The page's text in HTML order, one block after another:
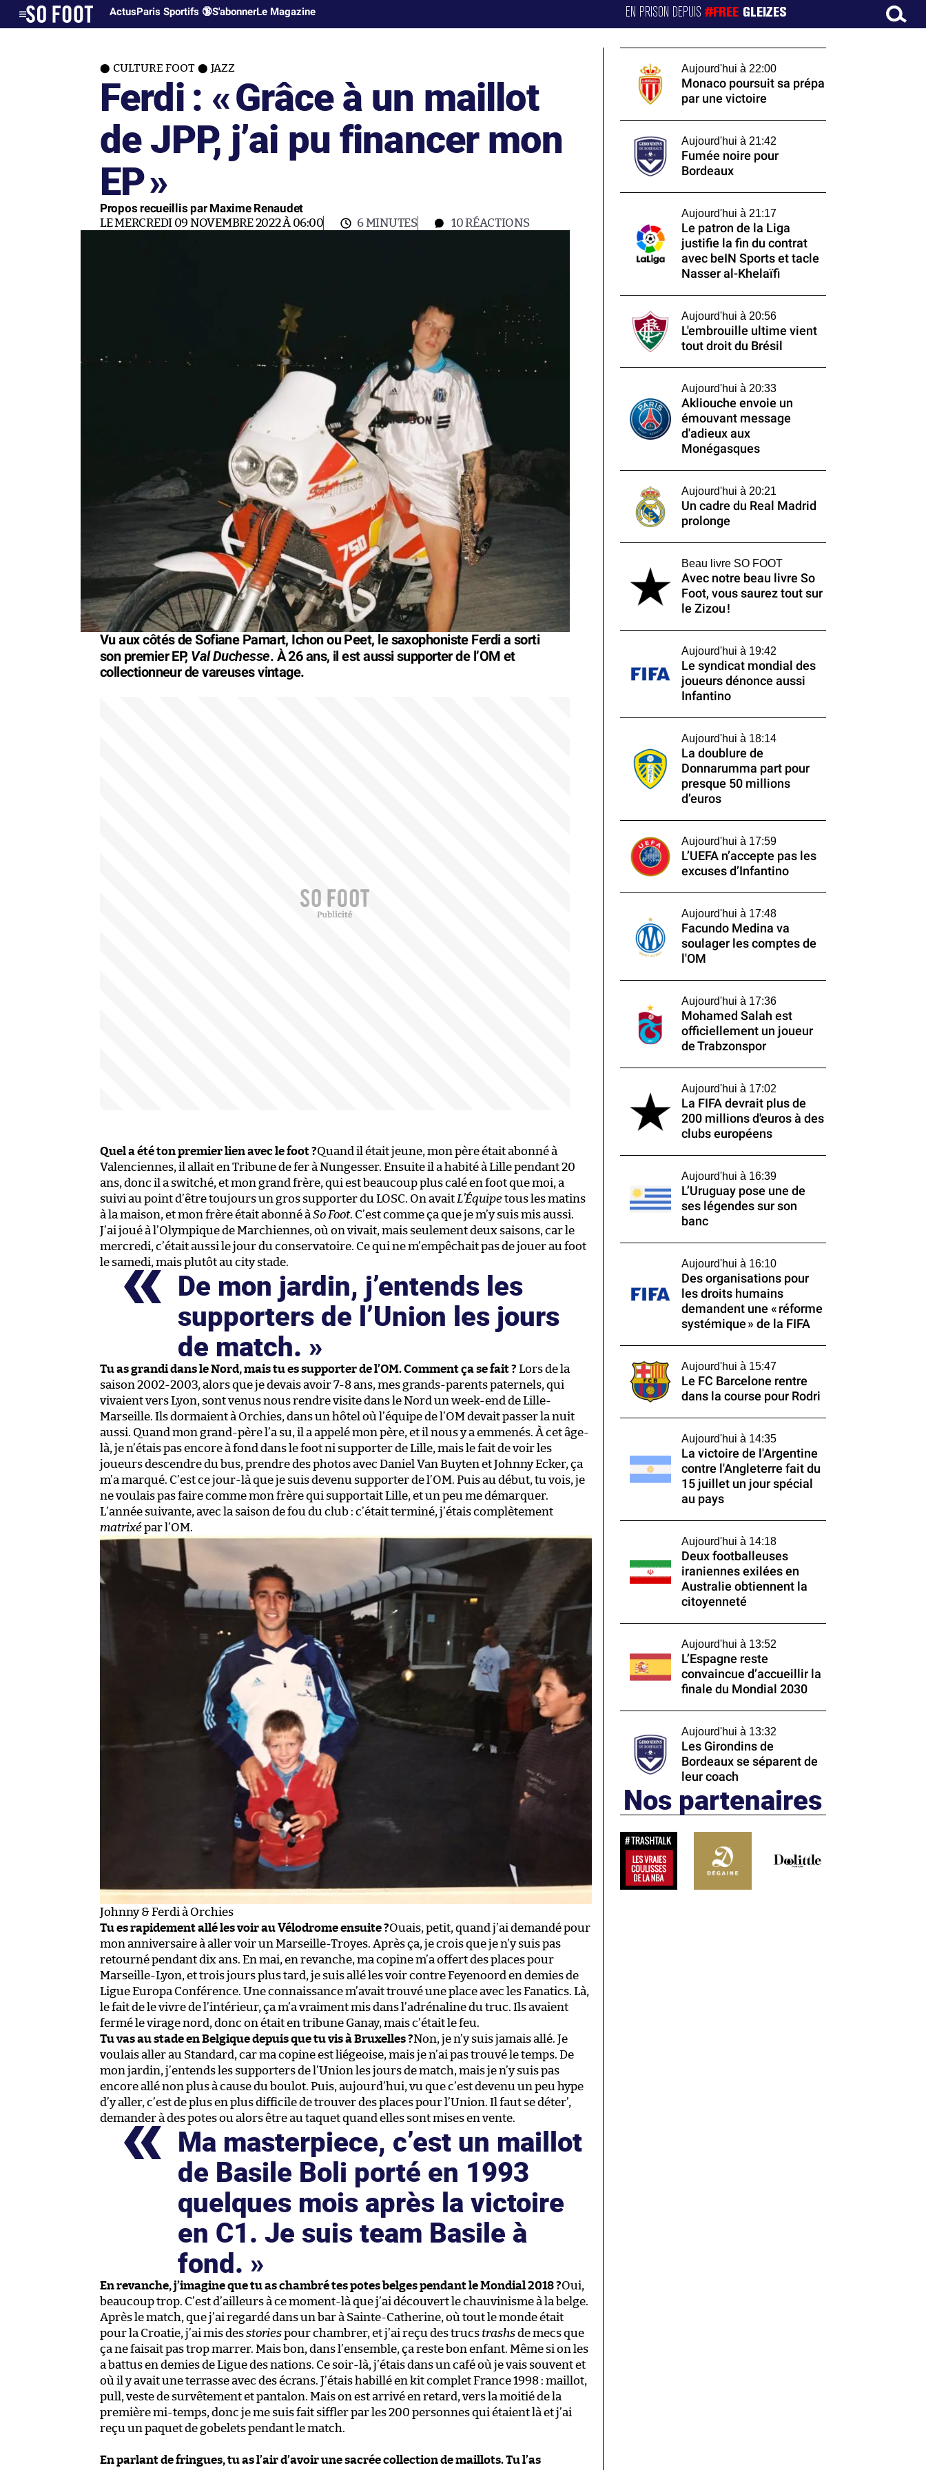
ActusParis Sportifs 🔞S'abonnerLe Magazine EN PRISON DEPUIS#FREE GLEIZES
CULTURE FOOT JAZZ
Ferdi : «Grâce à un maillot
de JPP, j’ai pu financer mon
EP»
Propos recueillis par Maxime Renaudet
LE MERCREDI 09 NOVEMBRE 2022 À 06:00 6 MINUTES 10RÉACTIONS
Vu aux côtés de Sofiane Pamart, Ichon ou Peet, le saxophoniste Ferdi a sorti
son premier EP, Val Duchesse. À 26 ans, il est aussi supporter de l’OM et
collectionneur de vareuses vintage.
Quel a été ton premier lien avec le foot ?Quand il était jeune, mon père était abonné à
Valenciennes, il allait en Tribune de fer à Nungesser. Ensuite il a habité à Lille pendant 20
ans, donc il a switché, et mon grand frère, qui est beaucoup plus calé en foot que moi, a
suivi au point d’être toujours un gros supporter du LOSC. On avait L’Équipetous les matins
à la maison, et mon frère était abonné à So Foot. C’est comme ça que je m’y suis mis aussi.
J’ai joué à l’Olympique de Marchiennes, où on vivait, mais seulement deux saisons, car le
mercredi, c’était aussi le jour du conservatoire. Ce qui ne m’empêchait pas de jouer au foot
le samedi, mais plutôt au city stade.
De mon jardin, j’entends les
supporters de l’Union les jours
de match.
Tu as grandi dans le Nord, mais tu es supporter de l’OM. Comment ça se fait ? Lors de la
saison 2002-2003, alors que je devais avoir 7-8 ans, mes grands-parents paternels, qui
vivaient vers Lyon, sont venus nous rendre visite dans le Nord un week-end de Lille-
Marseille. Ils dormaient à Orchies, dans un hôtel où l’équipe de l’OM devait passer la nuit
aussi. Quand mon grand-père l’a su, il a appelé mon père, et il nous y a emmenés. À cet âge-
là, je n’étais pas encore à fond dans le foot ni supporter de Lille, mais le fait de voir les
joueurs descendre du bus, prendre des photos avec Daniel Van Buyten et Johnny Ecker, ça
m’a marqué. C’est ce jour-là que je suis devenu supporter de l’OM. Puis au début, tu vois, je
ne voulais pas faire comme mon frère qui supportait Lille, et un peu me démarquer.
L’année suivante, avec la saison de fou du club : c’était terminé, j’étais complètement
matrixépar l’OM.
Johnny & Ferdi à Orchies
Tu es rapidement allé les voir au Vélodrome ensuite ?Ouais, petit, quand j’ai demandé pour
mon anniversaire à aller voir un Marseille-Troyes. Après ça, je crois que je n’y suis pas
retourné pendant dix ans. En mai, en revanche, ma copine m’a offert des places pour
Marseille-Lyon, et trois jours plus tard, je suis allé les voir contre Feyenoord en demies de
Ligue Europa Conférence. Une connaissance m’avait trouvé une place avec les Fanatics. Là,
le fait de le vivre de l’intérieur, ça m’a vraiment mis dans l’adrénaline du truc. Ils avaient
fermé le virage nord, donc on était en tribune Ganay, mais c’était le feu.
Tu vas au stade en Belgique depuis que tu vis à Bruxelles ?Non, je n’y suis jamais allé. Je
voulais aller au Standard, car ma copine est liégeoise, mais je n’ai pas trouvé le temps. De
mon jardin, j’entends les supporters de l’Union les jours de match, mais je n’y suis pas
encore allé non plus à cause du boulot. Puis, aujourd’hui, vu que c’est devenu un peu hype
d’y aller, c’est de plus en plus difficile de trouver des places pour l’Union. Il faut se déter’,
demander à des potes ou alors être au taquet quand elles sont mises en vente.
Ma masterpiece, c’est un maillot
de Basile Boli porté en 1993
quelques mois après la victoire
en C1. Je suis team Basile à
fond.
En revanche, j’imagine que tu as chambré tes potes belges pendant le Mondial 2018 ?Oui,
beaucoup trop. C’est d’ailleurs à ce moment-là que j’ai découvert le chauvinisme à la belge.
Après le match, que j’ai regardé dans un bar à Sainte-Catherine, où tout le monde était
pour la Croatie, j’ai mis desstoriespour chambrer, et j’ai reçu des trucstrashsde mecs que
ça ne faisait pas trop marrer. Mais bon, dans l’ensemble, ça reste bon enfant. Même si on les
a battus en demies de Ligue des nations. Ce soir-là, j’étais dans un café où je vais souvent et
où il y avait une terrasse avec des écrans. J’étais habillé en kit complet France 1998 : maillot,
pull, veste de survêtement et pantalon. Mais on est arrivé en retard, vers la moitié de la
première mi-temps, donc je me suis fait siffler par les 200 personnes qui étaient là et j’ai
reçu un paquet de gobelets pendant le match.
En parlant de fringues, tu as l’air d’avoir une sacrée collection de maillots. Tu l’as
Aujourd'hui à 22:00
Monaco poursuit sa prépa
par une victoire
Aujourd'hui à 21:42
Fumée noire pour
Bordeaux
Aujourd'hui à 21:17
Le patron de la Liga
justifie la fin du contrat
avec beIN Sports et tacle
Nasser al-Khelaïfi
Aujourd'hui à 20:56
L'embrouille ultime vient
tout droit du Brésil
Aujourd'hui à 20:33
Akliouche envoie un
émouvant message
d'adieux aux
Monégasques
Aujourd'hui à 20:21
Un cadre du Real Madrid
prolonge
Beau livre SO FOOT
Avec notre beau livre So
Foot, vous saurez tout sur
le Zizou !
Aujourd'hui à 19:42
Le syndicat mondial des
joueurs dénonce aussi
Infantino
Aujourd'hui à 18:14
La doublure de
Donnarumma part pour
presque 50 millions
d’euros
Aujourd'hui à 17:59
L’UEFA n’accepte pas les
excuses d’Infantino
Aujourd'hui à 17:48
Facundo Medina va
soulager les comptes de
l'OM
Aujourd'hui à 17:36
Mohamed Salah est
officiellement un joueur
de Trabzonspor
Aujourd'hui à 17:02
La FIFA devrait plus de
200 millions d'euros à des
clubs européens
Aujourd'hui à 16:39
L’Uruguay pose une de
ses légendes sur son
banc
Aujourd'hui à 16:10
Des organisations pour
les droits humains
demandent une « réforme
systémique » de la FIFA
Aujourd'hui à 15:47
Le FC Barcelone rentre
dans la course pour Rodri
Aujourd'hui à 14:35
La victoire de l'Argentine
contre l'Angleterre fait du
15 juillet un jour spécial
au pays
Aujourd'hui à 14:18
Deux footballeuses
iraniennes exilées en
Australie obtiennent la
citoyenneté
Aujourd'hui à 13:52
L’Espagne reste
convaincue d’accueillir la
finale du Mondial 2030
Aujourd'hui à 13:32
Les Girondins de
Bordeaux se séparent de
leur coach
Nos partenaires